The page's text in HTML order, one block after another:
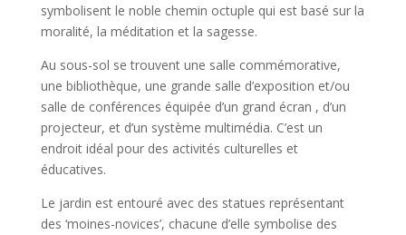
symbolisent le noble chemin octuple qui est basé sur la
moralité, la méditation et la sagesse.
Au sous-sol se trouvent une salle commémorative,
une bibliothèque, une grande salle d’exposition et/ou
salle de conférences équipée d’un grand écran , d’un
projecteur, et d’un système multimédia. C’est un
endroit idéal pour des activités culturelles et
éducatives.
Le jardin est entouré avec des statues représentant
des ‘moines-novices’, chacune d’elle symbolise des